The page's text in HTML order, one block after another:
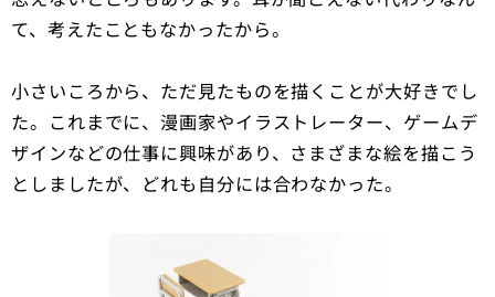
て、考えたこともなかったから。
小さいころから、ただ見たものを描くことが大好きでし
た。これまでに、漫画家やイラストレーター、ゲームデ
ザインなどの仕事に興味があり、さまざまな絵を描こう
としましたが、どれも自分には合わなかった。